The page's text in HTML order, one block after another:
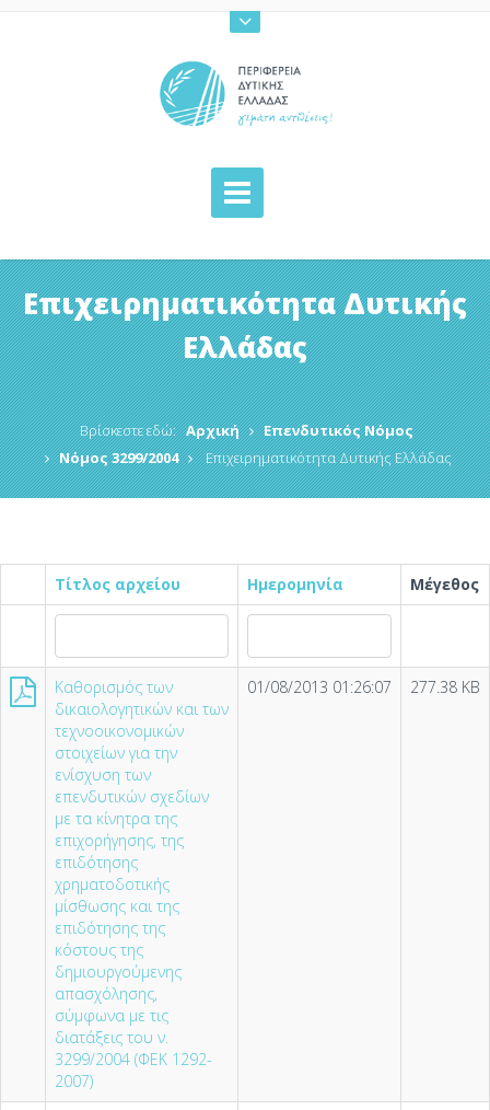
Επιχειρηματικότητα Δυτικής
Ελλάδας
Βρίσκεστε εδώ: Αρχική
Επενδυτικός Νόμος
Νόμος 3299/2004
Επιχειρηματικότητα Δυτικής Ελλάδας
Τίτλος αρχείου Ημερομηνία Μέγεθος
Καθορισμός των
δικαιολογητικών και των
τεχνοοικονομικών
στοιχείων για την
ενίσχυση των
επενδυτικών σχεδίων
με τα κίνητρα της
επιχορήγησης, της
επιδότησης
χρηματοδοτικής
μίσθωσης και της
επιδότησης της
κόστους της
δημιουργούμενης
απασχόλησης,
σύμφωνα με τις
διατάξεις του ν.
3299/2004 (ΦΕΚ 1292-
2007)
01/08/2013 01:26:07 277.38 KB